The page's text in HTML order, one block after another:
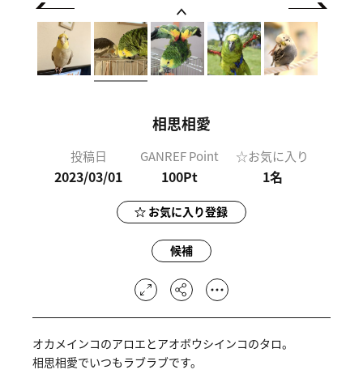
相思相愛
投稿日
2023/03/01
GANREF Point
100Pt
☆お気に入り
1名
お気に入り登録
候補
オカメインコのアロエとアオボウシインコのタロ。
相思相愛でいつもラブラブです。